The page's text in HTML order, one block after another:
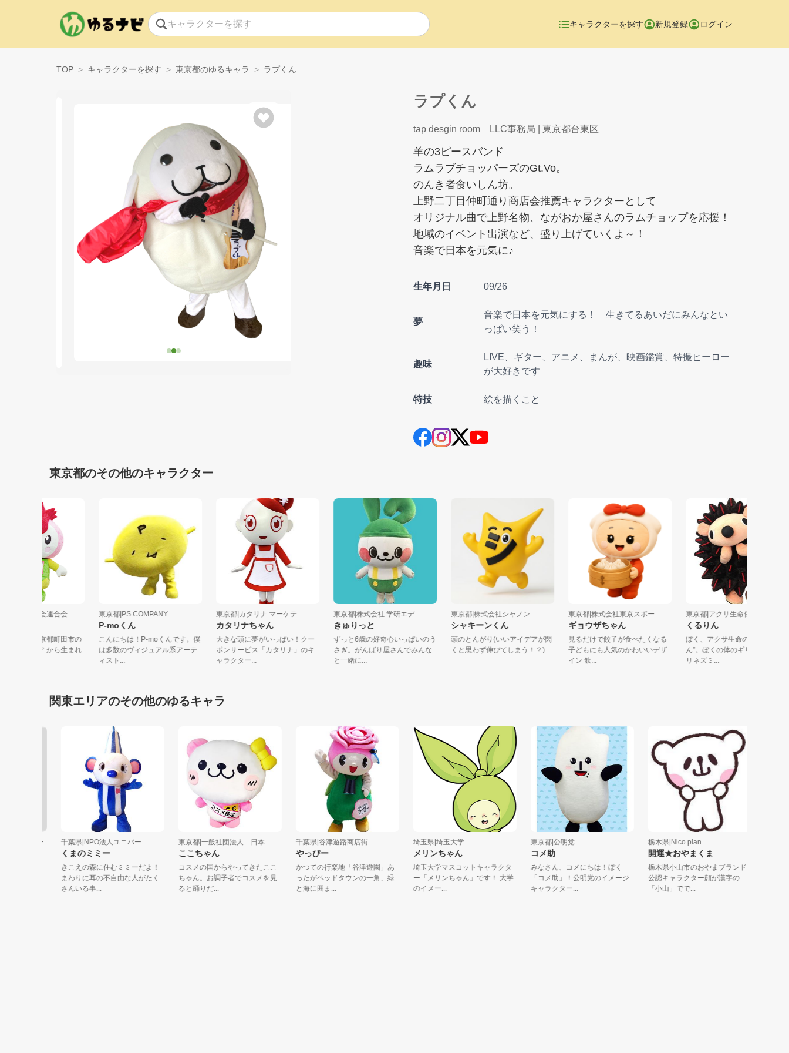
キャラクターを探す 新規登録 ログイン
TOP キャラクターを探す 東京都のゆるキャラ ラプくん
ラプくん
tap desgin room LLC事務局 | 東京都台東区
羊の3ピースバンド
ラムラブチョッパーズのGt.Vo。
のんき者食いしん坊。
上野二丁目仲町通り商店会推薦キャラクターとして
オリジナル曲で上野名物、ながおか屋さんのラムチョップを応援！
地域のイベント出演など、盛り上げていくよ～！
音楽で日本を元気に♪
生年月日 09/26
夢
音楽で日本を元気にする！ 生きてるあいだにみんなとい
っぱい笑う！
趣味
LIVE、ギター、アニメ、まんが、映画鑑賞、特撮ヒーロー
が大好きです
特技 絵を描くこと
東京都のその他のキャラクター
京都|町田市商店会連合会
じめまして！ 東京都町田市の
市の花」サルビア から生まれ
東京都|PS COMPANY
P-moくん
こんにちは！P-moくんです。僕
は多数のヴィジュアル系アーテ
ィスト...
東京都|カタリナ マーケテ...
カタリナちゃん
大きな頭に夢がいっぱい！クー
ポンサービス「カタリナ」のキ
ャラクター...
東京都|株式会社 学研エデ...
きゅりっと
ずっと6歳の好奇心いっぱいのう
さぎ。がんばり屋さんでみんな
と一緒に...
東京都|株式会社シャノン ...
シャキーンくん
頭のとんがり(いいアイデアが閃
くと思わず伸びてしまう！？)
東京都|株式会社東京スポー...
ギョウザちゃん
見るだけで餃子が食べたくなる
子どもにも人気のかわいいデザ
イン 飲...
東京都|アクサ生命保険株式
くるりん
ぼく、アクサ生命の “くる
ん”。ぼくの体のギザギザ
リネズミ...
関東エリアのその他のゆるキャラ
千葉県|NPO法人ユニバー...
くまのミミー
きこえの森に住むミミーだよ！
まわりに耳の不自由な人がたく
さんいる事...
東京都|一般社団法人 日本...
ここちゃん
コスメの国からやってきたここ
ちゃん。お調子者でコスメを見
ると踊りだ...
千葉県|谷津遊路商店街
やっぴー
かつての行楽地「谷津遊園」あ
ったがベッドタウンの一角、緑
と海に囲ま...
埼玉県|埼玉大学
メリンちゃん
埼玉大学マスコットキャラクタ
ー「メリンちゃん」です！ 大学
のイメー...
東京都|公明党
コメ助
みなさん、コメにちは！ぼく
「コメ助」！公明党のイメージ
キャラクター...
栃木県|Nico plan...
開運★おやまくま
栃木県小山市のおやまブランド
公認キャラクター顔が漢字の
「小山」でで...